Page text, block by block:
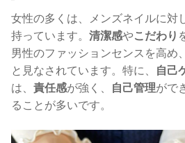
女性の多くは、メンズネイルに対
持っています。 清潔感やこだわり
男性のファッションセンスを高め
と見なされています。特に、 自己
は、 責任感が強く、 自己管理がで
ることが多いです。